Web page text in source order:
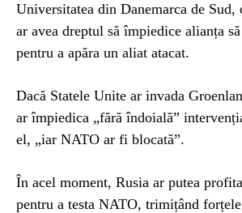
Universitatea din Danemarca de
ar avea dreptul să împiedice alianța
pentru a apăra un aliat atacat.
Dacă Statele Unite ar invada
ar împiedica „fără îndoială”
el, „iar NATO ar fi blocată”.
În acel moment, Rusia ar putea
pentru a testa NATO, trimițând